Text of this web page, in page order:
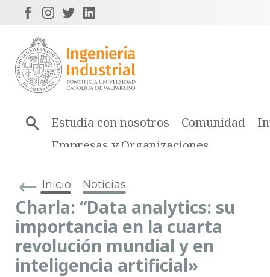
Estudia con nosotros Comunidad
Empresas y Organizaciones
Inicio Noticias
Charla: “Data analytics: su
importancia en la cuarta
revolución mundial y en
inteligencia artificial»